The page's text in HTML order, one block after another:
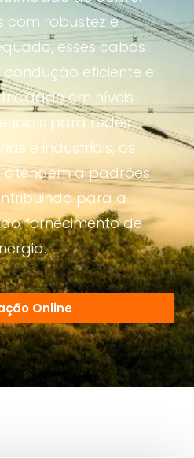
com robustez e
esses cabos
eficiente e
em níveis
para redes
e industriais, os
a padrões
para a
fornecimento de
Online